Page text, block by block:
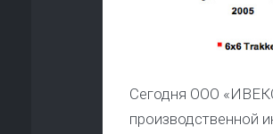
Сегодня ООО
производственной